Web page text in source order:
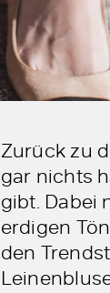
Zurück zu
gar nichts
gibt. Dabei
erdigen
den